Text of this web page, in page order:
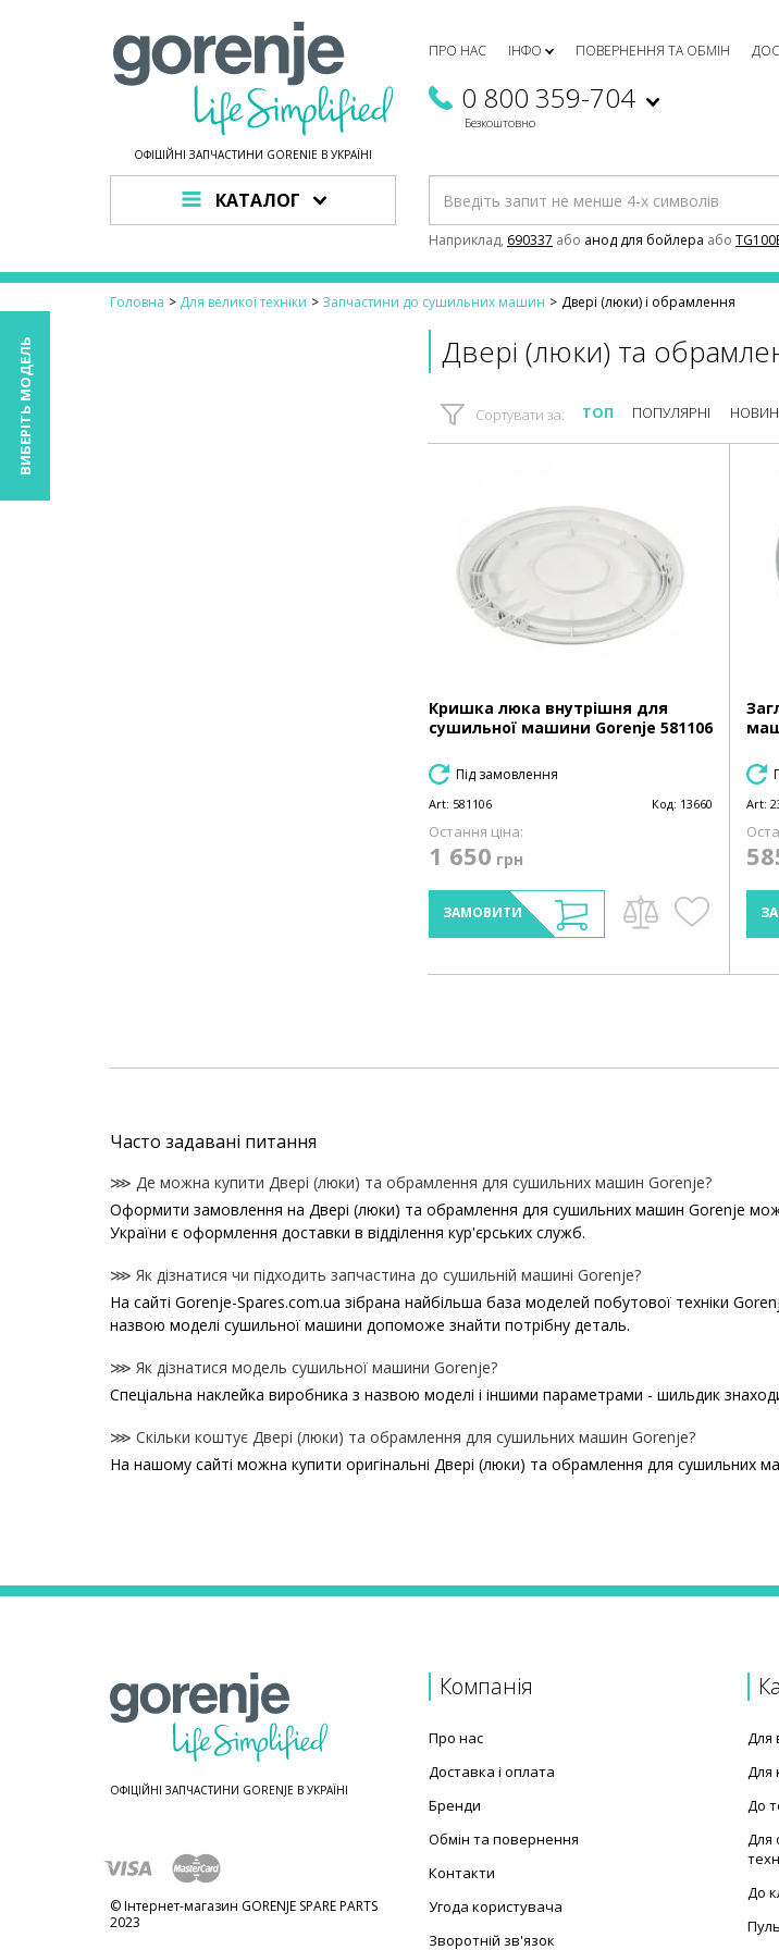
ОФІЦІЙНІ ЗАПЧАСТИНИ GORENJE В УКРАЇНІ
ПРО НАС ІНФО ПОВЕРНЕННЯ ТА ОБМІН
0 800 359-704
Безкоштовно
КАТАЛОГ
Наприклад, 690337 або анод для бойлера або
Головна Для великої техніки Запчастини до сушильних машин Двері (люки) і обрамлення
Двері (люки) та
Сортувати за: ТОП ПОПУЛЯРНІ
Кришка люка внутрішня для
сушильної машини Gorenje 581106
Під замовлення
Art: 581106 Код: 13660
Остання ціна:
1 650 грн
ЗАМОВИТИ
Art:
Часто задавані питання
⋙ Де можна купити Двері (люки) та обрамлення для сушильних машин Gorenje?
Оформити замовлення на Двері (люки) та обрамлення для сушильних машин Gorenje
України є оформлення доставки в відділення кур'єрських служб.
⋙ Як дізнатися чи підходить запчастина до сушильній машині Gorenje?
На сайті Gorenje-Spares.com.ua зібрана найбільша база моделей побутової техніки
назвою моделі сушильної машини допоможе знайти потрібну деталь.
⋙ Як дізнатися модель сушильної машини Gorenje?
Спеціальна наклейка виробника з назвою моделі і іншими параметрами - шильдик
⋙ Скільки коштує Двері (люки) та обрамлення для сушильних машин Gorenje?
На нашому сайті можна купити оригінальні Двері (люки) та обрамлення для сушильних
Заглушка дверей для сушильної машини Gorenje 234641
ОФІЦІЙНІ ЗАПЧАСТИНИ GORENJE В УКРАЇНІ
© Інтернет-магазин GORENJE SPARE PARTS
2023
Компанія
Про нас
Доставка і оплата
Бренди
Обмін та повернення
Контакти
Угода користувача
Зворотній зв'язок
Для
Для
До
Для
До
ВИБЕРІТЬ МОДЕЛЬ